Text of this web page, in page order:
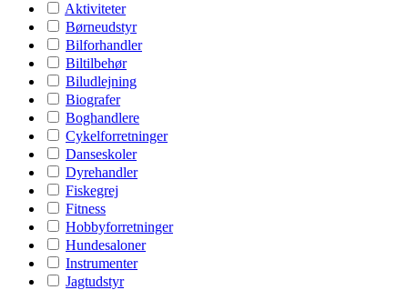
Aktiviteter
Børneudstyr
Bilforhandler
Biltilbehør
Biludlejning
Biografer
Boghandlere
Cykelforretninger
Danseskoler
Dyrehandler
Fiskegrej
Fitness
Hobbyforretninger
Hundesaloner
Instrumenter
Jagtudstyr